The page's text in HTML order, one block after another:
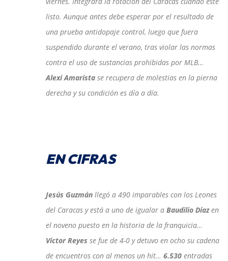
listo. Aunque antes debe esperar por el resultado de
una prueba antidopaje control, luego que fuera
suspendido durante el verano, tras violar las normas
contra el uso de sustancias prohibidas por MLB…
Alexi Amarista se recupera de molestias en la pierna
derecha y su condición es día a día.
EN CIFRAS
Jesús Guzmán llegó a 490 imparables con los Leones
del Caracas y está a uno de igualar a Baudilio Díazen
el noveno puesto en la historia de la franquicia…
Víctor Reyes se fue de 4-0 y detuvo en ocho su cadena
de encuentros con al menos un hit… 6.530 entradas